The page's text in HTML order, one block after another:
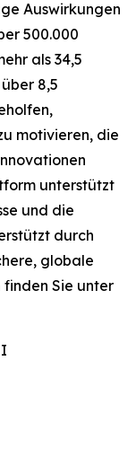
Auswirkungen
500.000
als 34,5
8,5
motivieren, die
unterstützt
und die
durch
globale
Sie unter